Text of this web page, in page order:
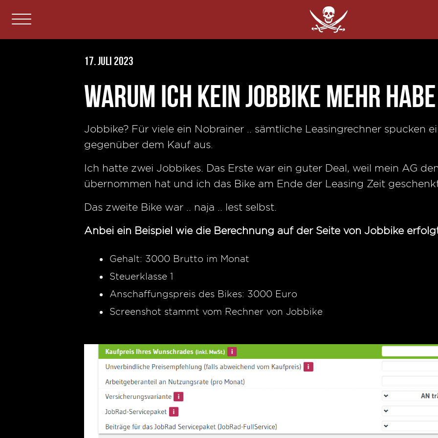
17. Juli 2023
Warum ich kein Jobbike mehr habe
Jobbike? Für viele ein Nobrainer .. sämtliche Leasingrechner spucken
gegenüber dem Kauf aus.
Ich hatte zwei Jobbikes. Das Erste war ein guter Deal, weil mein AG
übernommen hat und ich das Bike am Ende der Leasing Zeit
Das zweite Bike war .. naja .. lest selbst.
Anbei ein Beispiel wie die Berechnung auf der Seite von Jobbike
Gehalt: 3000 Brutto im Monat
Steuerklasse 1
Anschaffungspreis des Bikes: 3000 Euro
Screenshot stammt vom Rechner von Jobbike